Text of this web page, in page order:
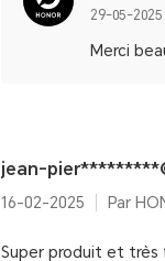
29-05-2025
Merci
jean-
16-02-2025 Par
Super produit et très